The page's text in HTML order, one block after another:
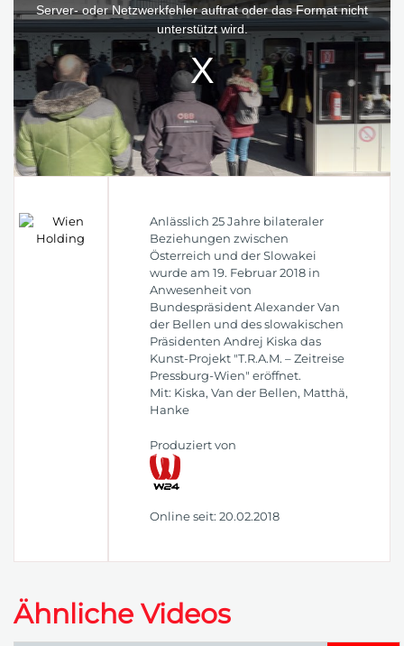
window.Server- oder Netzwerkfehler auftrat oder das Format nicht
unterstützt wird.
Anlässlich 25 Jahre bilateraler
Beziehungen zwischen
Österreich und der Slowakei
wurde am 19. Februar 2018 in
Anwesenheit von
Bundespräsident Alexander Van
der Bellen und des slowakischen
Präsidenten Andrej Kiska das
Kunst-Projekt "T.R.A.M. – Zeitreise
Pressburg-Wien" eröffnet.
Mit: Kiska, Van der Bellen, Matthä,
Hanke
Produziert von
Online seit: 20.02.2018
Ähnliche Videos